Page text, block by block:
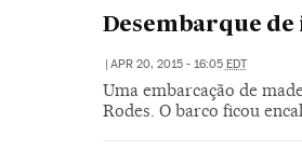
Desembarque de
| APR 20, 2015 - 16:05 EDT
Uma embarcação de
Rodes. O barco ficou